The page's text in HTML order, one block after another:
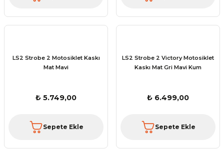
LS2 Strobe 2 Motosiklet Kaskı
Mat Mavi
₺ 5.749,00
Sepete Ekle
LS2 Strobe 2 Victory Motosiklet
Kaskı Mat Gri Mavi Kum
₺ 6.499,00
Sepete Ekle